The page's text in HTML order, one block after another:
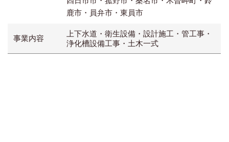
鹿市・員弁市・東員市
事業内容
上下水道・衛生設備・設計施工・管工事・
浄化槽設備工事・土木一式